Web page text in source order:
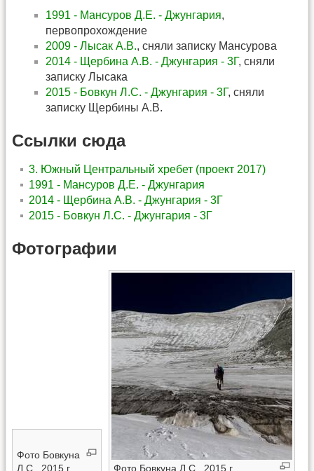
1991 - Мансуров Д.Е. - Джунгария,
первопрохождение
2009 - Лысак А.В., сняли записку Мансурова
2014 - Щербина А.В. - Джунгария - 3Г, сняли
записку Лысака
2015 - Бовкун Л.С. - Джунгария - 3Г, сняли
записку Щербины А.В.
Ссылки сюда
3. Южный Центральный хребет (проект 2017)
1991 - Мансуров Д.Е. - Джунгария
2014 - Щербина А.В. - Джунгария - 3Г
2015 - Бовкун Л.С. - Джунгария - 3Г
Фотографии
Фото Бовкуна
Л.С., 2015 г.
Фото Бовкуна Л.С., 2015 г.